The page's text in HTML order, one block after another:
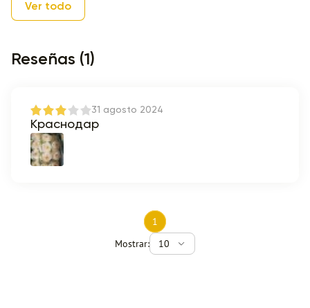
Ver todo
Reseñas (1)
31 agosto 2024
Краснодар
1
Mostrar:
10